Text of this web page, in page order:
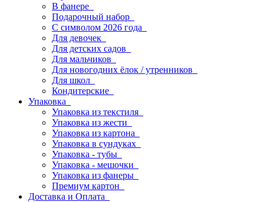
В фанере
Подарочный набор
С символом 2026 года
Для девочек
Для детских садов
Для мальчиков
Для новогодних ёлок / утренников
Для школ
Кондитерские
Упаковка
Упаковка из текстиля
Упаковка из жести
Упаковка из картона
Упаковка в сундуках
Упаковка - тубы
Упаковка - мешочки
Упаковка из фанеры
Премиум картон
Доставка и Оплата